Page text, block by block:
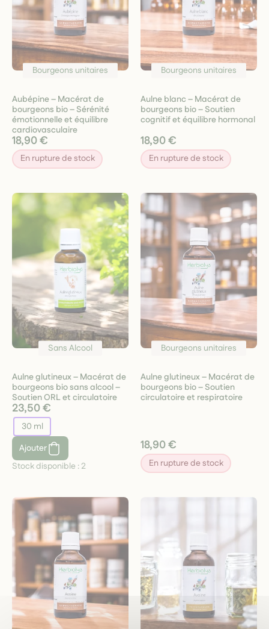
Bourgeons unitaires
Aubépine – Macérat de
bourgeons bio – Sérénité
émotionnelle et équilibre
cardiovasculaire
18,90 €
En rupture de stock
Bourgeons unitaires
Aulne blanc – Macérat de
bourgeons bio – Soutien
cognitif et équilibre hormonal
18,90 €
En rupture de stock
Sans Alcool
Aulne glutineux – Macérat de
bourgeons bio sans alcool –
Soutien ORL et circulatoire
23,50 €
30 ml
Ajouter
Stock disponible : 2
Bourgeons unitaires
Aulne glutineux – Macérat de
bourgeons bio – Soutien
circulatoire et respiratoire
18,90 €
En rupture de stock